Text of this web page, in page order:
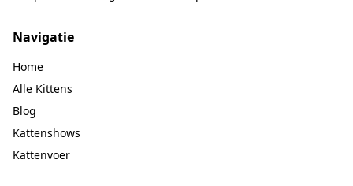
Navigatie
Home
Alle Kittens
Blog
Kattenshows
Kattenvoer